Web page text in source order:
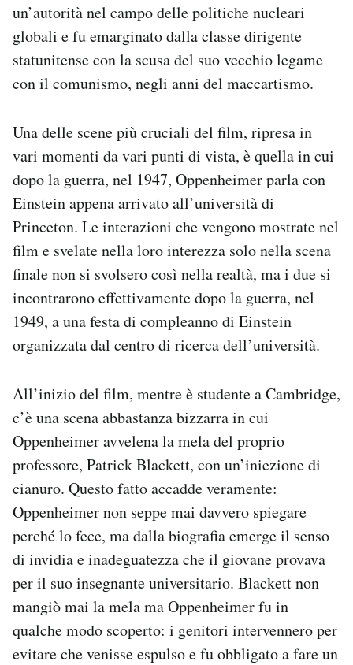
un’autorità nel campo delle politiche nucleari
globali e fu emarginato dalla classe dirigente
statunitense con la scusa del suo vecchio legame
con il comunismo, negli anni del maccartismo.
Una delle scene più cruciali del film, ripresa in
vari momenti da vari punti di vista, è quella in cui
dopo la guerra, nel 1947, Oppenheimer parla con
Einstein appena arrivato all’università di
Princeton. Le interazioni che vengono mostrate nel
film e svelate nella loro interezza solo nella scena
finale non si svolsero così nella realtà, ma i due si
incontrarono effettivamente dopo la guerra, nel
1949, a una festa di compleanno di Einstein
organizzata dal centro di ricerca dell’università.
All’inizio del film, mentre è studente a Cambridge,
c’è una scena abbastanza bizzarra in cui
Oppenheimer avvelena la mela del proprio
professore, Patrick Blackett, con un’iniezione di
cianuro. Questo fatto accadde veramente:
Oppenheimer non seppe mai davvero spiegare
perché lo fece, ma dalla biografia emerge il senso
di invidia e inadeguatezza che il giovane provava
per il suo insegnante universitario. Blackett non
mangiò mai la mela ma Oppenheimer fu in
qualche modo scoperto: i genitori intervennero per
evitare che venisse espulso e fu obbligato a fare un